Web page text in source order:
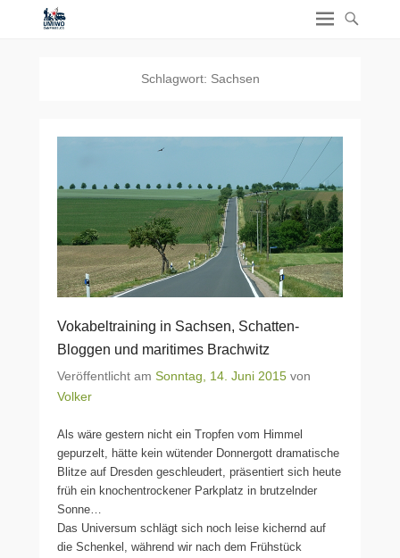
Schlagwort: Sachsen
Vokabeltraining in Sachsen, Schatten-
Bloggen und maritimes Brachwitz
Veröffentlicht am Sonntag, 14. Juni 2015 von
Volker
Als wäre gestern nicht ein Tropfen vom Himmel
gepurzelt, hätte kein wütender Donnergott dramatische
Blitze auf Dresden geschleudert, präsentiert sich heute
früh ein knochentrockener Parkplatz in brutzelnder
Sonne…
Das Universum schlägt sich noch leise kichernd auf
die Schenkel, während wir nach dem Frühstück